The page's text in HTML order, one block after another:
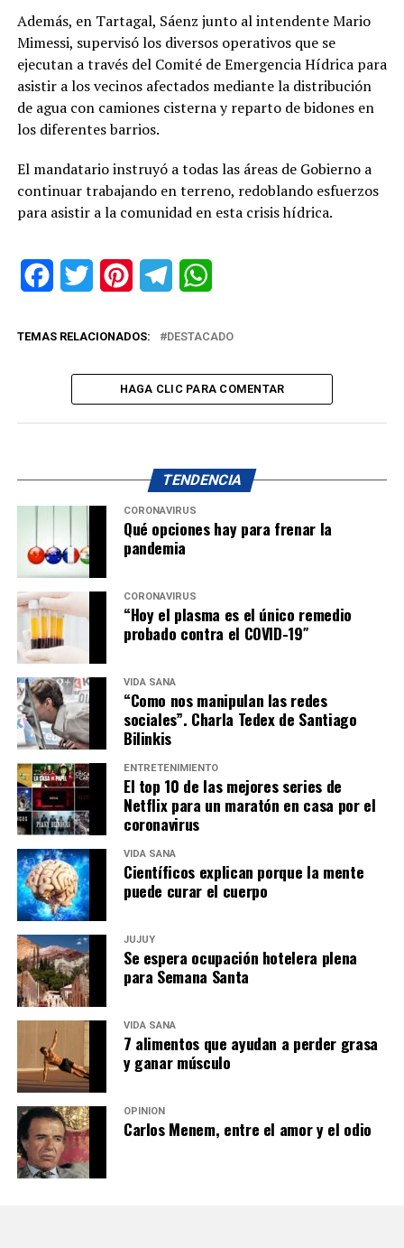
Además, en Tartagal, Sáenz junto al intendente Mario
Mimessi, supervisó los diversos operativos que se
ejecutan a través del Comité de Emergencia Hídrica para
asistir a los vecinos afectados mediante la distribución
de agua con camiones cisterna y reparto de bidones en
los diferentes barrios.
El mandatario instruyó a todas las áreas de Gobierno a
continuar trabajando en terreno, redoblando esfuerzos
para asistir a la comunidad en esta crisis hídrica.
FacebookTwitter PinterestTelegram
TEMAS RELACIONADOS: DESTACADO
HAGA CLIC PARA COMENTAR
TENDENCIA
CORONAVIRUS
Qué opciones hay para frenar la
pandemia
CORONAVIRUS
“Hoy el plasma es el único remedio
probado contra el COVID-19″
VIDA SANA
“Como nos manipulan las redes
sociales”. Charla Tedex de Santiago
Bilinkis
ENTRETENIMIENTO
El top 10 de las mejores series de
Netflix para un maratón en casa por el
coronavirus
VIDA SANA
Científicos explican porque la mente
puede curar el cuerpo
JUJUY
Se espera ocupación hotelera plena
para Semana Santa
VIDA SANA
7 alimentos que ayudan a perder grasa
y ganar músculo
OPINIÓN
Carlos Menem, entre el amor y el odio